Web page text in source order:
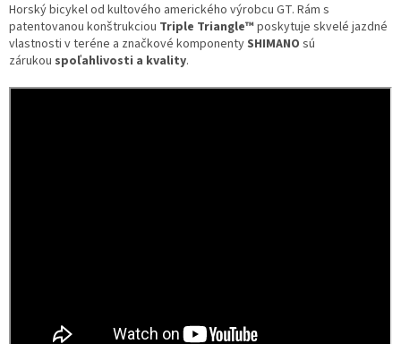
Horský bicykel od kultového amerického výrobcu GT. Rám s
patentovanou konštrukciou Triple Triangle™ poskytuje skvelé jazdné
vlastnosti v teréne a značkové komponentySHIMANO sú
zárukou spoľahlivosti a kvality.